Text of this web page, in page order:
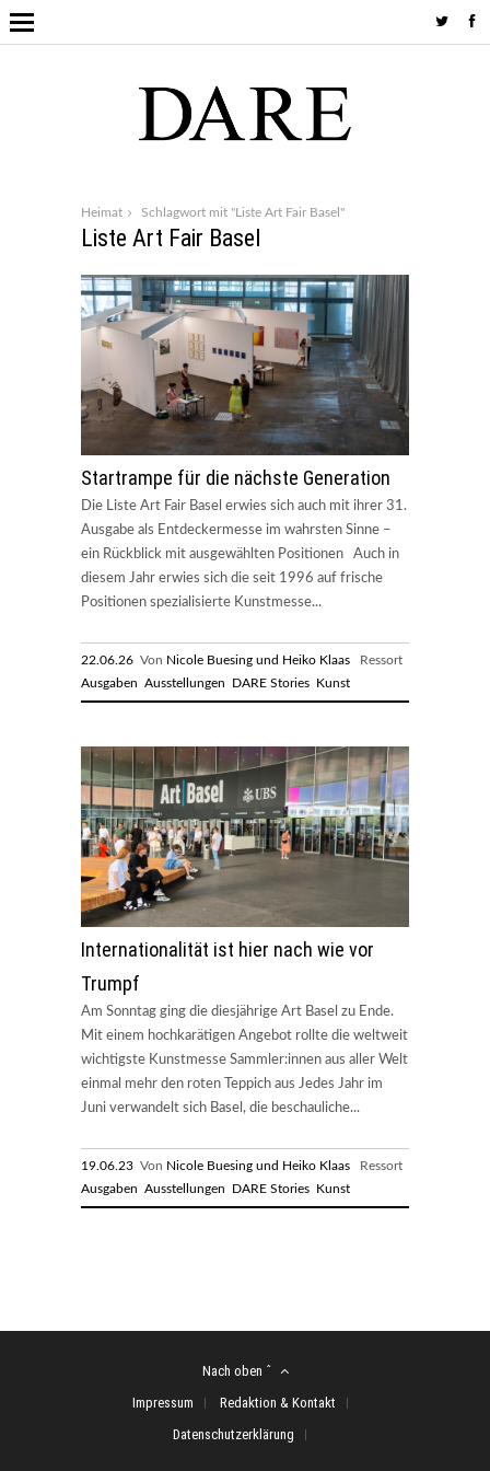
Heimat Schlagwort mit "Liste Art Fair Basel"
Liste Art Fair Basel
Startrampe für die nächste Generation
Die Liste Art Fair Basel erwies sich auch mit ihrer 31.
Ausgabe als Entdeckermesse im wahrsten Sinne –
ein Rückblick mit ausgewählten Positionen Auch in
diesem Jahr erwies sich die seit 1996 auf frische
Positionen spezialisierte Kunstmesse...
22.06.26 Von Nicole Buesing und Heiko Klaas Ressort
Ausgaben Ausstellungen DARE Stories Kunst
Internationalität ist hier nach wie vor
Trumpf
Am Sonntag ging die diesjährige Art Basel zu Ende.
Mit einem hochkarätigen Angebot rollte die weltweit
wichtigste Kunstmesse Sammler:innen aus aller Welt
einmal mehr den roten Teppich aus Jedes Jahr im
Juni verwandelt sich Basel, die beschauliche...
19.06.23 Von Nicole Buesing und Heiko Klaas Ressort
Ausgaben Ausstellungen DARE Stories Kunst
Nach oben ˆ
Impressum
Redaktion & Kontakt
Datenschutzerklärung